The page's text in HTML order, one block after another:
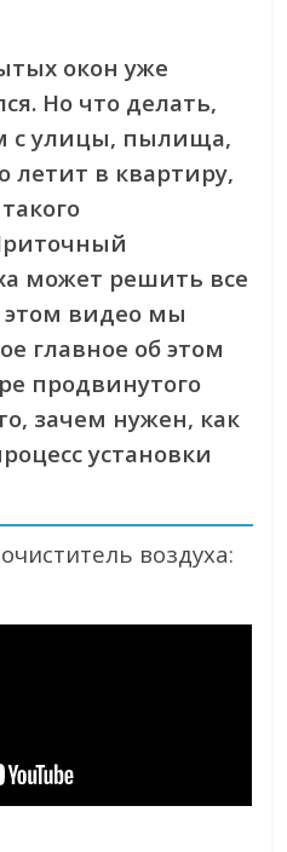
окон уже
Но что делать,
с улицы, пылища,
летит в квартиру,
может решить все
видео мы
главное об этом
продвинутого
зачем нужен, как
установки
воздуха: